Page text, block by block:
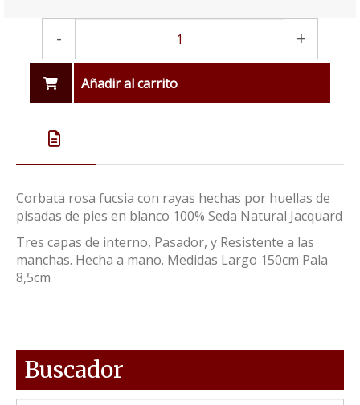
- +
Añadir al carrito
Corbata rosa fucsia con rayas hechas por huellas de
pisadas de pies en blanco 100% Seda Natural Jacquard
Tres capas de interno, Pasador, y Resistente a las
manchas. Hecha a mano. Medidas Largo 150cm Pala
8,5cm
Buscador